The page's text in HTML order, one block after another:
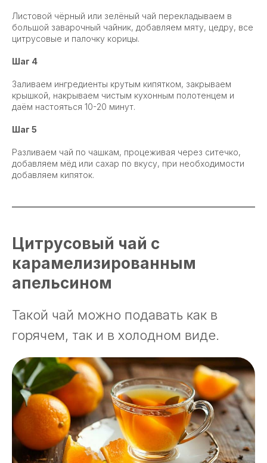
Листовой чёрный или зелёный чай перекладываем в
большой заварочный чайник, добавляем мяту, цедру, все
цитрусовые и палочку корицы.
Шаг 4
Заливаем ингредиенты крутым кипятком, закрываем
крышкой, накрываем чистым кухонным полотенцем и
даём настояться 10-20 минут.
Шаг 5
Разливаем чай по чашкам, процеживая через ситечко,
добавляем мёд или сахар по вкусу, при необходимости
добавляем кипяток.
Цитрусовый чай с
карамелизированным
апельсином
Такой чай можно подавать как в
горячем, так и в холодном виде.